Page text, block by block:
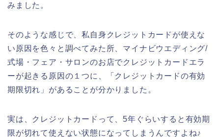
みました。
そのような感じで、私自身クレジットカードが使えな
い原因を色々と調べてみた所、マイナビウエディング/
式場・フェア・サロンのお店でクレジットカードエラ
ーが起きる原因の１つに、「クレジットカードの有効
期限切れ」があることが分かりました。
実は、クレジットカードって、5年ぐらいすると有効期
限が切れて使えない状態になってしまうんですよね♪